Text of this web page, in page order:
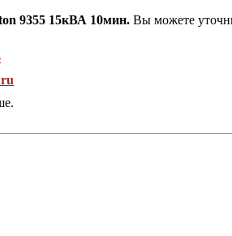
9355 15кВА 10мин.Вы можете